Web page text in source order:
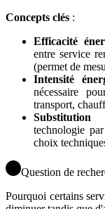
Concepts clés :
Efficacité
entre service
(permet de
Intensité
nécessaire
transport,
Substitution
technologie
choix
Question de
Pourquoi certains